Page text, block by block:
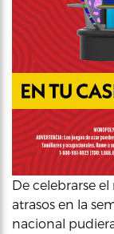
De celebrarse
atrasos en la
nacional